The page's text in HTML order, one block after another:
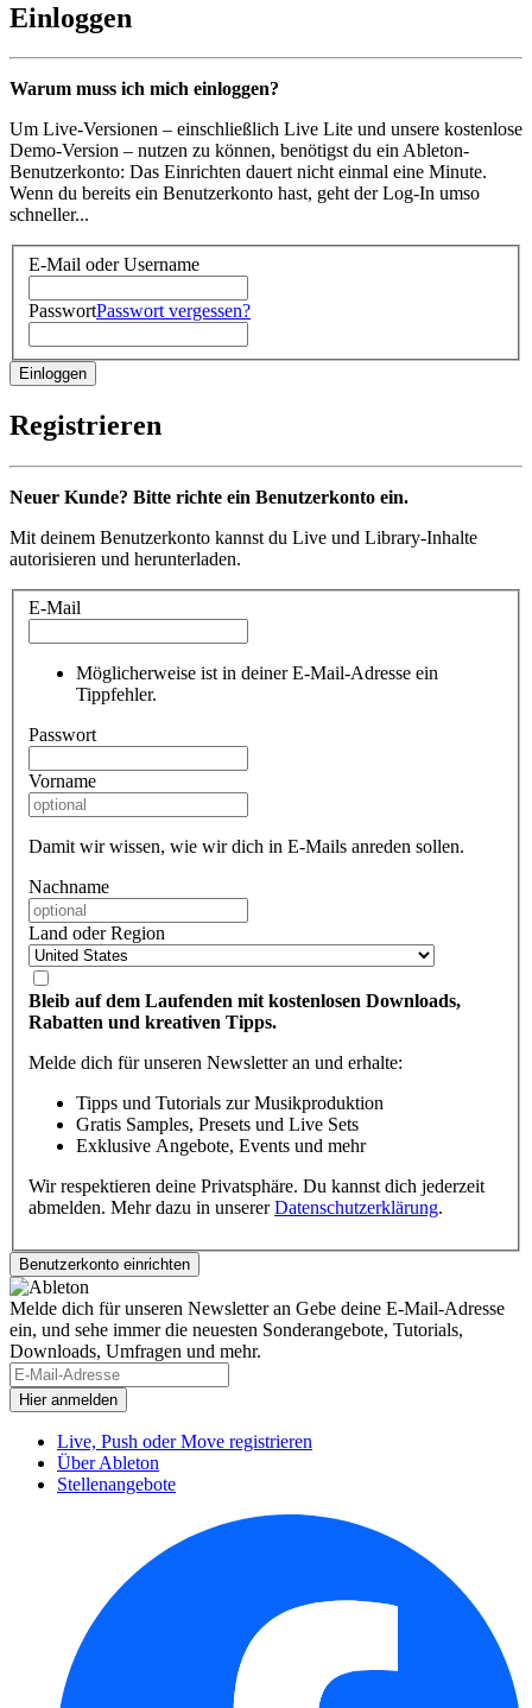
Einloggen
Warum muss ich mich einloggen?
Um Live-Versionen – einschließlich Live Lite und unsere kostenlose
Demo-Version – nutzen zu können, benötigst du ein Ableton-
Benutzerkonto: Das Einrichten dauert nicht einmal eine Minute.
Wenn du bereits ein Benutzerkonto hast, geht der Log-In umso
schneller...
E-Mail oder Username
PasswortPasswort vergessen?
Registrieren
Neuer Kunde? Bitte richte ein Benutzerkonto ein.
Mit deinem Benutzerkonto kannst du Live und Library-Inhalte
autorisieren und herunterladen.
E-Mail
Möglicherweise ist in deiner E-Mail-Adresse ein
Tippfehler.
Passwort
Vorname
Damit wir wissen, wie wir dich in E-Mails anreden sollen.
Nachname
Land oder Region
Bleib auf dem Laufenden mit kostenlosen Downloads,
Rabatten und kreativen Tipps.
Melde dich für unseren Newsletter an und erhalte:
Tipps und Tutorials zur Musikproduktion
Gratis Samples, Presets und Live Sets
Exklusive Angebote, Events und mehr
Wir respektieren deine Privatsphäre. Du kannst dich jederzeit
abmelden. Mehr dazu in unsererDatenschutzerklärung.
Melde dich für unseren Newsletter an Gebe deine E-Mail-Adresse
ein, und sehe immer die neuesten Sonderangebote, Tutorials,
Downloads, Umfragen und mehr.
Live, Push oder Move registrieren
Über Ableton
Stellenangebote